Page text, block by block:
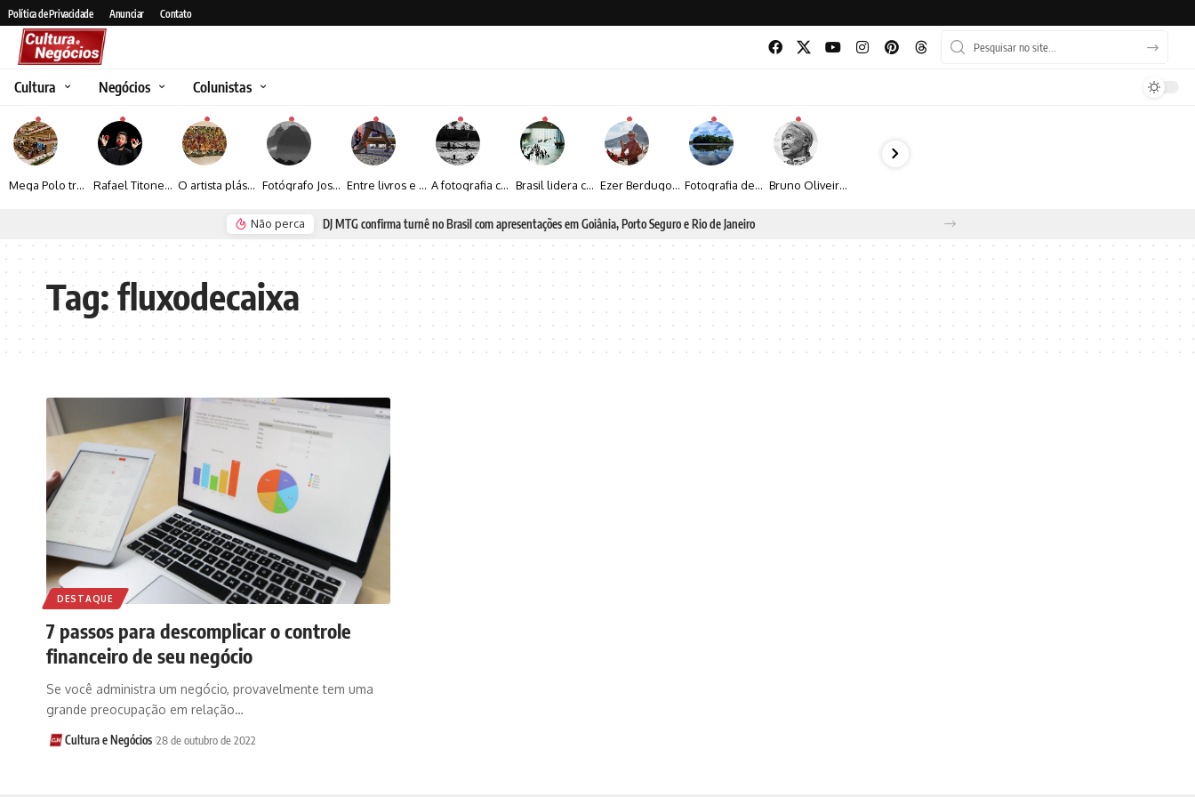
Política de Privacidade Anunciar Contato
Cultura Negócios Colunistas
Mega Polo transforma lançamento de coleção em plataforma nacional de negócios e projeta crescimento de mais de 15% Rafael Titonelly leva magia e acolhimento a crianças em tratamento oncológico em Juiz de Fora O artista plástico Jorge Luiz transforma sustentabilidade e criatividade em arte contemporânea Fotógrafo José Roberto apresenta um olhar sensível sobre arquitetura, formas e luz na fotografia Entre livros e fotografia autoral, Sebastião Reis consolida uma trajetória marcada pelo olhar artístico A fotografia contemporânea de Cynthia Feyh Jappur entre luz, movimento e arte Brasil lidera crescimento entre os 15 maiores mercados globais de viagens corporativas Ezer Berdugo transforma experiências multiculturais e memórias em narrativas visuais por meio da fotografia Fotografia de Fátima Carlini transforma paisagens naturais em experiências de contemplação Bruno Oliveira retrata o cotidiano urbano por meio da fotografia em preto e branco
Não perca
Tag:fluxodecaixa
DESTAQUE
7 passos para descomplicar o controle
financeiro de seu negócio
Se você administra um negócio, provavelmente tem uma
grande preocupação em relação…
Cultura e Negócios 28 de outubro de 2022